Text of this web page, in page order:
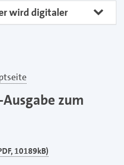
wird digitaler
zum
10189kB)